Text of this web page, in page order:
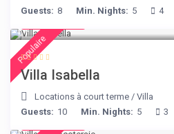
Guests: 8 Min. Nights: 5 4
Populaire
Villa Isabella
Locations à court terme /Villa
Guests: 10 Min. Nights: 5 3